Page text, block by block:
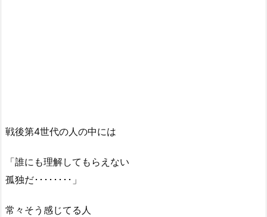
戦後第4世代の人の中には
「誰にも理解してもらえない
孤独だ････････」
常々そう感じてる人